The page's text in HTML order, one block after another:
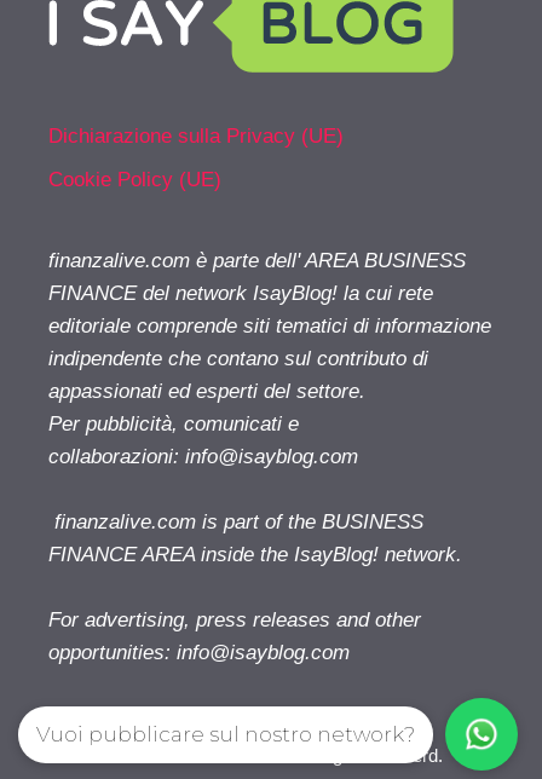
Dichiarazione sulla Privacy (UE)
Cookie Policy (UE)
finanzalive.com è parte dell' AREA BUSINESS
FINANCE del network IsayBlog! la cui rete
editoriale comprende siti tematici di informazione
indipendente che contano sul contributo di
appassionati ed esperti del settore.
Per pubblicità, comunicati e
collaborazioni: info@isayblog.com
finanzalive.com is part of the BUSINESS
FINANCE AREA inside the IsayBlog! network.
For advertising, press releases and other
opportunities: info@isayblog.com
Finanzalive.com © 2026. All right reserverd.
Vuoi pubblicare sul nostro network?